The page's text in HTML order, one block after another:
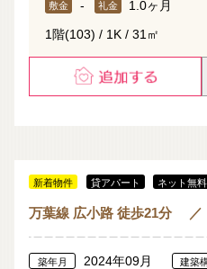
敷金 - 礼金 1.0ヶ月
1階(103) / 1K / 31㎡
新着物件 貸アパート ネット無料
万葉線 広小路 徒歩21分
築年月 2024年09月 建築